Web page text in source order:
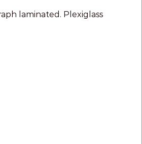
laminated. Plexiglass